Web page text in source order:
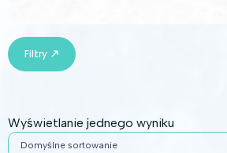
Filtry
Wyświetlanie jednego wyniku